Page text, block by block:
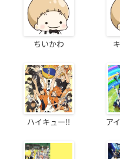
ちいかわ
ハイキュー!! ア